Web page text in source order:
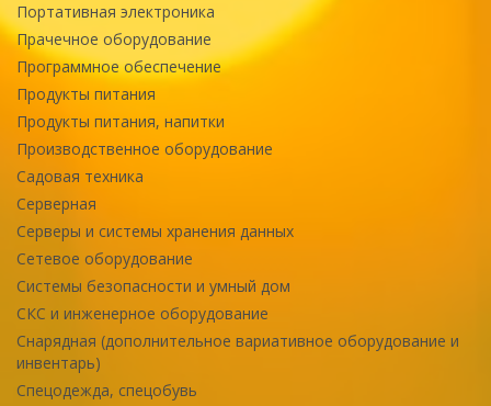
Портативная электроника
Прачечное оборудование
Программное обеспечение
Продукты питания
Продукты питания, напитки
Производственное оборудование
Садовая техника
Серверная
Серверы и системы хранения данных
Сетевое оборудование
Системы безопасности и умный дом
СКС и инженерное оборудование
Снарядная (дополнительное вариативное оборудование и
инвентарь)
Спецодежда, спецобувь